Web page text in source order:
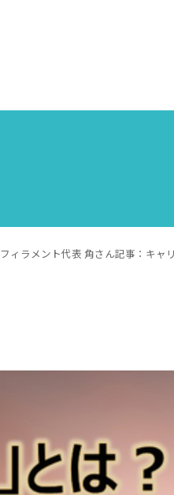
フィラメント代表 角さん記事：キャ